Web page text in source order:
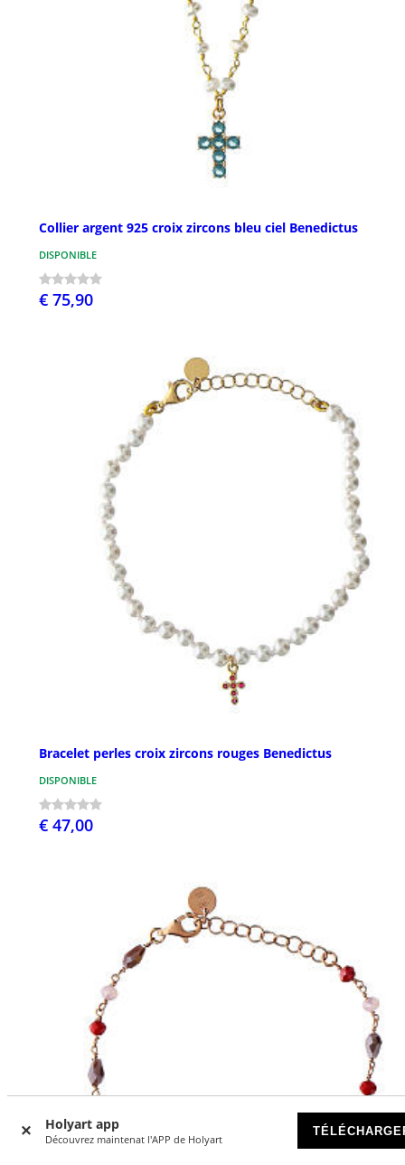
Holyart app
Découvrez maintenat l'APP de Holyart
Collier argent 925 croix zircons bleu ciel Benedictus
DISPONIBLE
€ 75,90
Bracelet perles croix zircons rouges Benedictus
DISPONIBLE
€ 47,00